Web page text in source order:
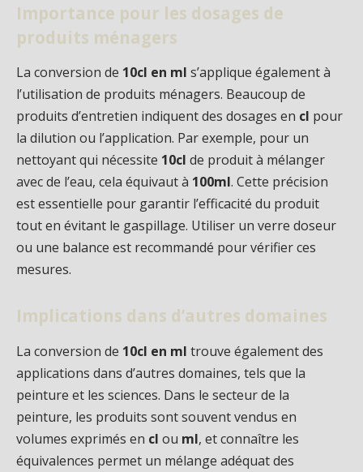
Importance pour les dosages de
produits ménagers
La conversion de 10cl en ml s’applique également à
l’utilisation de produits ménagers. Beaucoup de
produits d’entretien indiquent des dosages en cl pour
la dilution ou l’application. Par exemple, pour un
nettoyant qui nécessite 10cl de produit à mélanger
avec de l’eau, cela équivaut à 100ml. Cette précision
est essentielle pour garantir l’efficacité du produit
tout en évitant le gaspillage. Utiliser un verre doseur
ou une balance est recommandé pour vérifier ces
mesures.
Implications dans d’autres domaines
La conversion de 10cl en ml trouve également des
applications dans d’autres domaines, tels que la
peinture et les sciences. Dans le secteur de la
peinture, les produits sont souvent vendus en
volumes exprimés en cl ou ml, et connaître les
équivalences permet un mélange adéquat des